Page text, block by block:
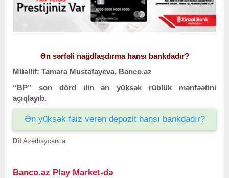
Ən sərfəli nağdlaşdırma hansı bankdadır?
Müəllif: Tamara Mustafayeva, Banco.az
“BP” son dörd ilin ən yüksək rüblük mənfəətini
açıqlayıb.
Ən yüksək faiz verən depozit hansı bankdadır?
Dil Azərbaycanca
Banco.az Play Market-də